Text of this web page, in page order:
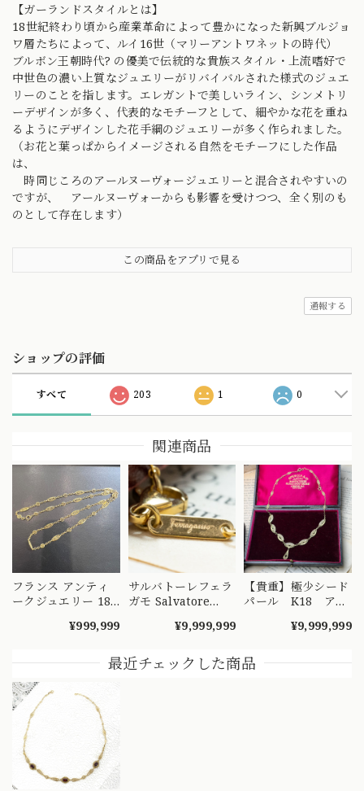
【ガーランドスタイルとは】
18世紀終わり頃から産業革命によって豊かになった新興ブルジョ
ワ層たちによって、ルイ16世（マリーアントワネットの時代）
ブルボン王朝時代? の優美で伝統的な貴族スタイル・上流嗜好で
中世色の濃い上質なジュエリーがリバイバルされた様式のジュエ
リーのことを指します。エレガントで美しいライン、シンメトリ
ーデザインが多く、代表的なモチーフとして、細やかな花を重ね
るようにデザインした花手綱のジュエリーが多く作られました。
（お花と葉っぱからイメージされる自然をモチーフにした作品
は、
時同じころのアールヌーヴォージュエリーと混合されやすいの
ですが、 アールヌーヴォーからも影響を受けつつ、全く別のも
のとして存在します）
この商品をアプリで見る
通報する
ショップの評価
すべて 203 1 0
関連商品
フランス アンティ
ークジュエリー 18
リーチェーン ネッ
DRN00090 S
¥999,999
サルバトーレフェラ
ガモ Salvatore
in Italy K18 750 ヴ
チェーン ネックレ
ス 70cm
¥9,999,999
【貴重】極少シード
パール K18 アン
ー ネックレス
小さな奇跡の連なり
が、時を超えて貴女
¥9,999,999
最近チェックした商品